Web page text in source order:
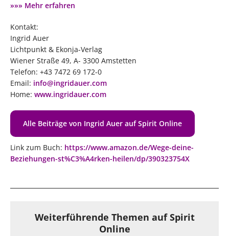
»»» Mehr erfahren
Kontakt:
Ingrid Auer
Lichtpunkt & Ekonja-Verlag
Wiener Straße 49, A- 3300 Amstetten
Telefon: +43 7472 69 172-0
Email: info@ingridauer.com
Home: www.ingridauer.com
Alle Beiträge von Ingrid Auer auf Spirit Online
Link zum Buch: https://www.amazon.de/Wege-deine-
Beziehungen-st%C3%A4rken-heilen/dp/390323754X
Weiterführende Themen auf Spirit
Online